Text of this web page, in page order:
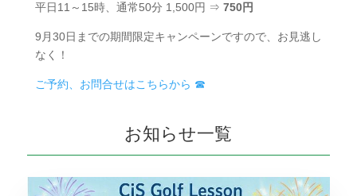
平日11～15時、通常50分 1,500円 ⇒ 750円
9月30日までの期間限定キャンペーンですので、お見逃し
なく！
ご予約、お問合せはこちらから ☎
お知らせ一覧